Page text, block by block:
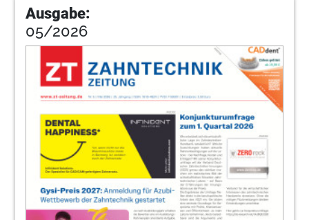
22Markt
Redaktion
Ausgabe:
05/2026